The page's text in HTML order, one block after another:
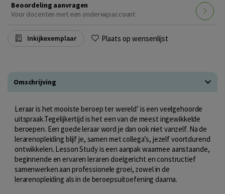
Beoordeling aanvragen
Voor docenten met een onderwijsaccount
Inkijkexemplaar Plaats op wensenlijst
Omschrijving
Leraar is het mooiste beroep ter wereld’ is een veelgehoorde
uitspraak.Tegelijkertijd is het een van de meest ingewikkelde
beroepen. Een goede leraar word je dan ook niet vanzelf. Na de
lerarenopleiding blijf je, samen met collega’s, jezelf voortdurend
ontwikkelen. Lesson Study is een aanpak waarmee aanstaande,
beginnende en ervaren leraren doelgericht en constructief
samenwerken aan professionele groei, zowel in de
lerarenopleiding als in de beroepsuitoefening daarna.